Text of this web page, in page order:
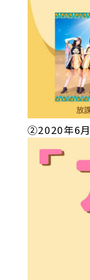
②2020年6